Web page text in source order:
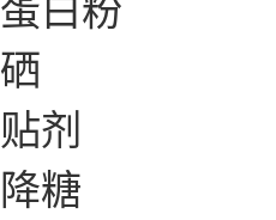
硒
贴剂
降糖